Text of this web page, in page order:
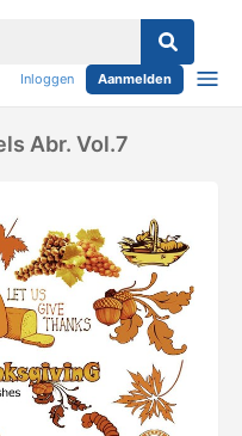
Inloggen Aanmelden
Abr. Vol.7